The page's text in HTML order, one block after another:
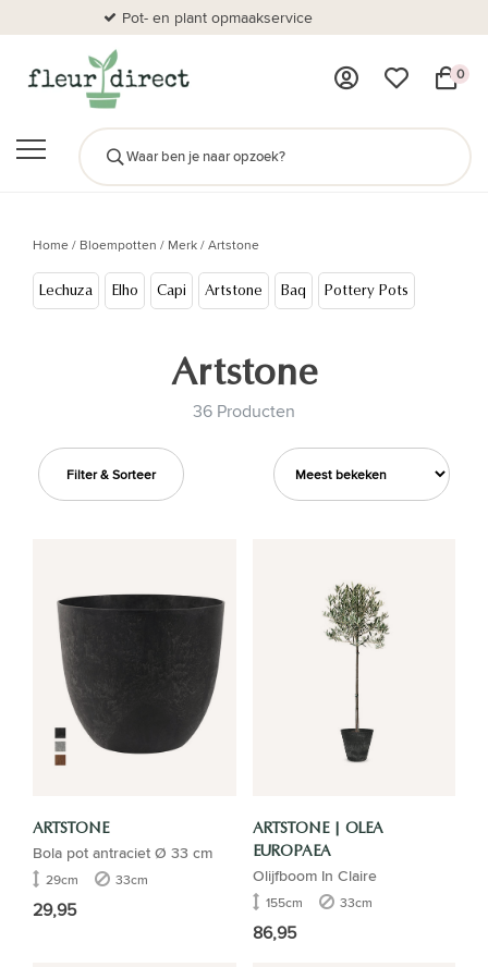
Pot- en plant opmaakservice
0
Home/ Bloempotten / Merk/Artstone
Lechuza Elho Capi Artstone Baq Pottery Pots
Artstone
36 Producten
Filter & Sorteer
ARTSTONE
Bola pot antraciet Ø 33 cm
29cm 33cm
29,95
ARTSTONE | OLEA
EUROPAEA
Olijfboom In Claire
155cm 33cm
86,95